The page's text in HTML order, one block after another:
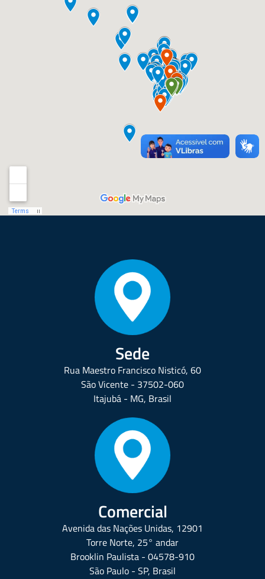
Sede
Rua Maestro Francisco Nisticó, 60
São Vicente - 37502-060
Itajubá - MG, Brasil
Comercial
Avenida das Nações Unidas, 12901
Torre Norte, 25° andar
Brooklin Paulista - 04578-910
São Paulo - SP, Brasil